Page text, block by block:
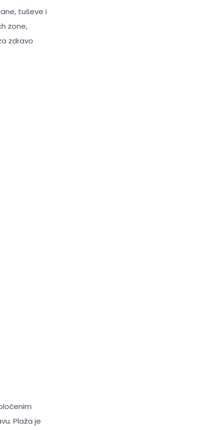
tuševe i
zone,
zdravo
Plaža je